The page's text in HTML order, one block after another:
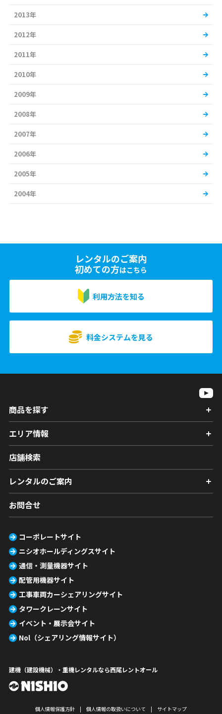
2013年
2012年
2011年
2010年
2009年
2008年
2007年
2006年
2005年
2004年
レンタルのご案内
初めての方はこちら
利用方法を知る
料金システムを見る
商品を探す
エリア情報
店舗検索
レンタルのご案内
お問合せ
コーポレートサイト
ニシオホールディングスサイト
通信・測量機器サイト
配管用機器サイト
工事車両カーシェアリングサイト
タワークレーンサイト
イベント・展示会サイト
Nol（シェアリング情報サイト）
建機（建設機械）・重機レンタルなら西尾レントオール
個人情報保護方針 個人情報の取扱いについて サイトマップ